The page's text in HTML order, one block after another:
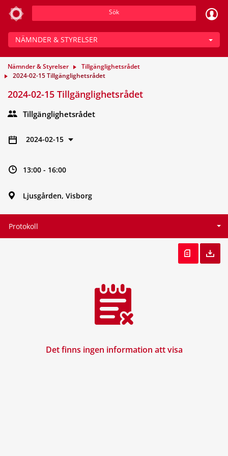
Sök
NÄMNDER & STYRELSER
Nämnder & Styrelser
Tillgänglighetsrådet
2024-02-15 Tillgänglighetsrådet
2024-02-15 Tillgänglighetsrådet
Tillgänglighetsrådet
2024-02-15
13:00 - 16:00
Ljusgården, Visborg
Protokoll
Det finns ingen information att visa